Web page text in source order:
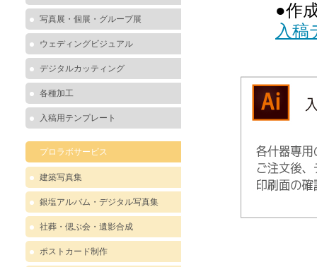
●作
入稿
写真展・個展・グループ展
ウェディングビジュアル
デジタルカッティング
各種加工
入稿用テンプレート
プロラボサービス
建築写真集
銀塩アルバム・デジタル写真集
社葬・偲ぶ会・遺影合成
ポストカード制作